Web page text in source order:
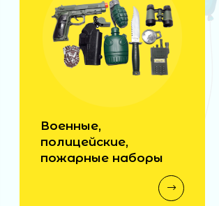
Военные,
полицейские,
пожарные наборы